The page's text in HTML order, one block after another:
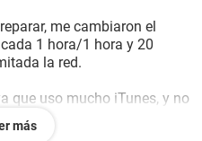
me cambiaron el
1 hora/1 hora y 20
la red.
que uso mucho iTunes, y no
más